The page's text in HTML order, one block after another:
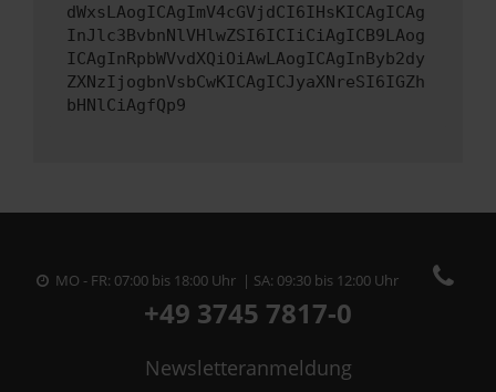
dWxsLAogICAgImV4cGVjdCI6IHsKICAgICAg
InJlc3BvbnNlVHlwZSI6ICIiCiAgICB9LAog
ICAgInRpbWVvdXQiOiAwLAogICAgInByb2dy
ZXNzIjogbnVsbCwKICAgICJyaXNreSI6IGZh
bHNlCiAgfQp9
MO - FR: 07:00 bis 18:00 Uhr | SA: 09:30 bis 12:00 Uhr
+49 3745 7817-0
Newsletteranmeldung